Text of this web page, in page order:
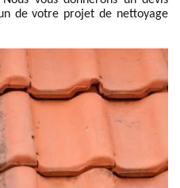
de votre projet de nettoyage